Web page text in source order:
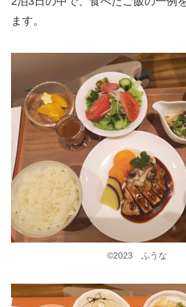
ます。
©2023 ふうな